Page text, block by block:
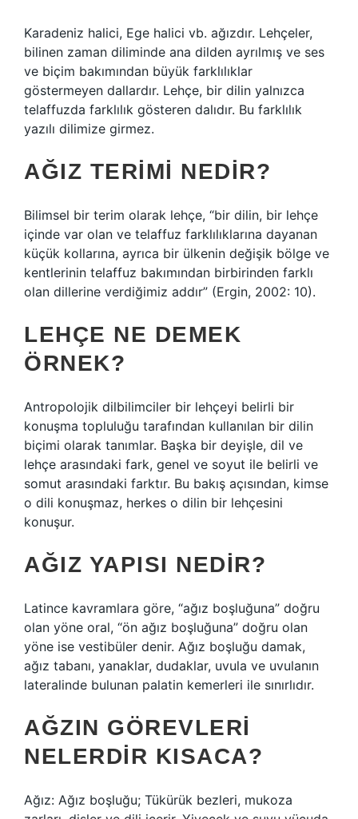
Karadeniz halici, Ege halici vb. ağızdır. Lehçeler,
bilinen zaman diliminde ana dilden ayrılmış ve ses
ve biçim bakımından büyük farklılıklar
göstermeyen dallardır. Lehçe, bir dilin yalnızca
telaffuzda farklılık gösteren dalıdır. Bu farklılık
yazılı dilimize girmez.
AĞIZ TERIMI NEDIR?
Bilimsel bir terim olarak lehçe, “bir dilin, bir lehçe
içinde var olan ve telaffuz farklılıklarına dayanan
küçük kollarına, ayrıca bir ülkenin değişik bölge ve
kentlerinin telaffuz bakımından birbirinden farklı
olan dillerine verdiğimiz addır” (Ergin, 2002: 10).
LEHÇE NE DEMEK
ÖRNEK?
Antropolojik dilbilimciler bir lehçeyi belirli bir
konuşma topluluğu tarafından kullanılan bir dilin
biçimi olarak tanımlar. Başka bir deyişle, dil ve
lehçe arasındaki fark, genel ve soyut ile belirli ve
somut arasındaki farktır. Bu bakış açısından, kimse
o dili konuşmaz, herkes o dilin bir lehçesini
konuşur.
AĞIZ YAPISI NEDIR?
Latince kavramlara göre, “ağız boşluğuna” doğru
olan yöne oral, “ön ağız boşluğuna” doğru olan
yöne ise vestibüler denir. Ağız boşluğu damak,
ağız tabanı, yanaklar, dudaklar, uvula ve uvulanın
lateralinde bulunan palatin kemerleri ile sınırlıdır.
AĞZIN GÖREVLERI
NELERDIR KISACA?
Ağız: Ağız boşluğu; Tükürük bezleri, mukoza